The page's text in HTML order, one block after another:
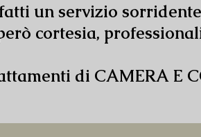
un servizio
cortesia,
di CAMERA E